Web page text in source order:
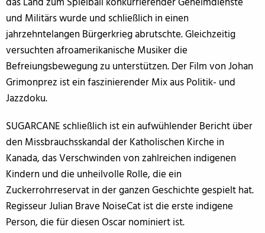
und Militärs wurde und schließlich in einen
jahrzehntelangen Bürgerkrieg abrutschte. Gleichzeitig
versuchten afroamerikanische Musiker die
Befreiungsbewegung zu unterstützen. Der Film von Johan
Grimonprez ist ein faszinierender Mix aus Politik- und
Jazzdoku.
SUGARCANE schließlich ist ein aufwühlender Bericht über
den Missbrauchsskandal der Katholischen Kirche in
Kanada, das Verschwinden von zahlreichen indigenen
Kindern und die unheilvolle Rolle, die ein
Zuckerrohrreservat in der ganzen Geschichte gespielt hat.
Regisseur Julian Brave NoiseCat ist die erste indigene
Person, die für diesen Oscar nominiert ist.